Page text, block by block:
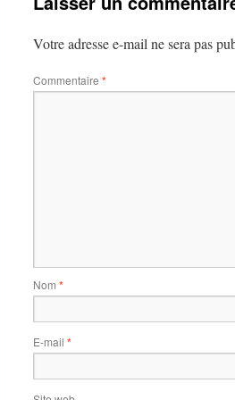
Votre adresse e-mail ne sera pas
Commentaire *
Nom *
E-mail *